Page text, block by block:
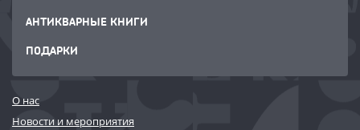
АНТИКВАРНЫЕ КНИГИ
ПОДАРКИ
О нас
Новости и мероприятия